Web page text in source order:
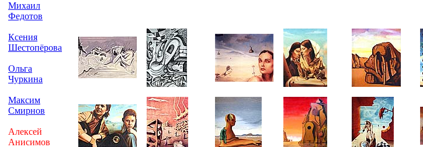
Михаил
Федотов
Ксения
Шестопёрова
Ольга
Чуркина
Максим
Смирнов
Алексей
Анисимов